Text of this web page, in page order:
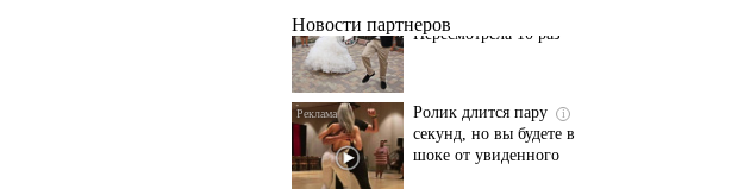
Новости партнеров
Ролик длится пару
Ролик из Омска: вы